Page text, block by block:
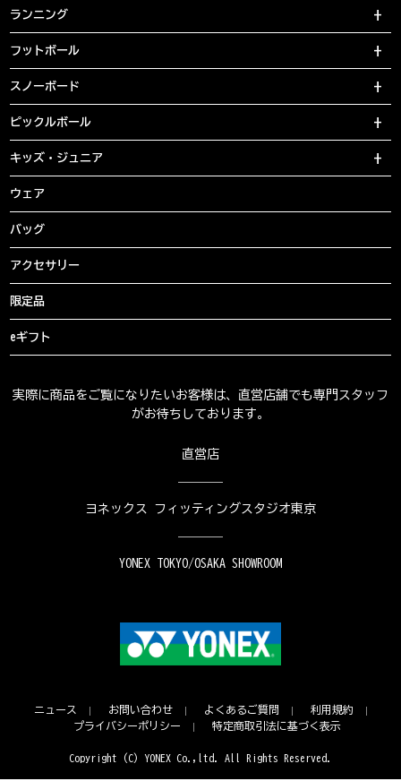
ランニング
フットボール
スノーボード
ピックルボール
キッズ・ジュニア
ウェア
バッグ
アクセサリー
限定品
eギフト
実際に商品をご覧になりたいお客様は、直営店舗でも専門スタッフ
がお待ちしております。
直営店
ヨネックス フィッティングスタジオ東京
YONEX TOKYO/OSAKA SHOWROOM
ニュース お問い合わせ よくあるご質問
利用規約
プライバシーポリシー
特定商取引法に基づく表示
Copyright (C) YONEX Co.,ltd. All Rights Reserved.